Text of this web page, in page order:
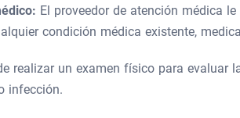
El proveedor de atención médica
condición médica existente,
realizar un examen físico para evaluar
infección.